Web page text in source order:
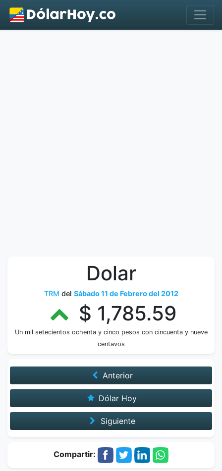
Dolar
TRM del Sábado 11 de Febrero del 2012
$ 1,785.59
Un mil setecientos ochenta y cinco pesos con cincuenta y nueve
centavos
Anterior
Dólar Hoy
Siguiente
Compartir: